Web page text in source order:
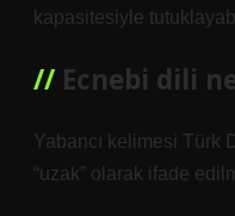
kapasitesiyle
Ecnebi dili
Yabancı kelimesi Türk
“uzak” olarak ifade